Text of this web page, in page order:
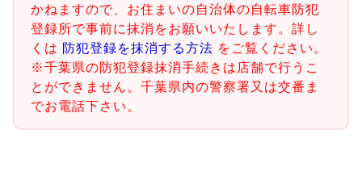
かねますので、お住まいの自治体の自転車防犯
登録所で事前に抹消をお願いいたします。詳し
くは 防犯登録を抹消する方法 をご覧ください。
※千葉県の防犯登録抹消手続きは店舗で行うこ
とができません。千葉県内の警察署又は交番ま
でお電話下さい。